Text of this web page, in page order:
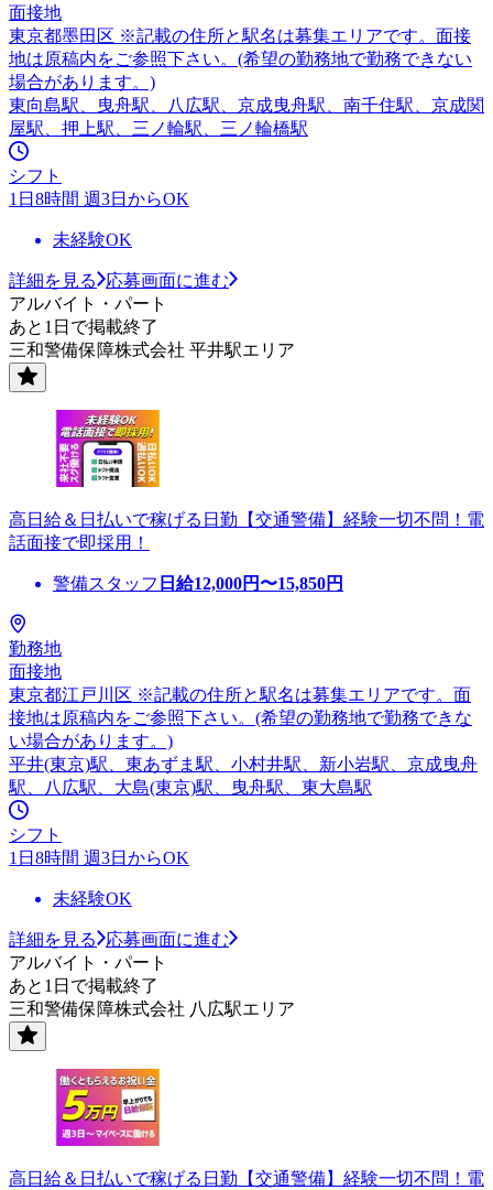
面接地
東京都墨田区 ※記載の住所と駅名は募集エリアです。面接
地は原稿内をご参照下さい。(希望の勤務地で勤務できない
場合があります。)
東向島駅、曳舟駅、八広駅、京成曳舟駅、南千住駅、京成関
屋駅、押上駅、三ノ輪駅、三ノ輪橋駅
シフト
1日8時間 週3日からOK
未経験OK
詳細を見る
応募画面に進む
アルバイト・パート
あと1日で掲載終了
三和警備保障株式会社 平井駅エリア
高日給＆日払いで稼げる日勤【交通警備】経験一切不問！電
話面接で即採用！
警備スタッフ 日給12,000円〜15,850円
勤務地
面接地
東京都江戸川区 ※記載の住所と駅名は募集エリアです。面
接地は原稿内をご参照下さい。(希望の勤務地で勤務できな
い場合があります。)
平井(東京)駅、東あずま駅、小村井駅、新小岩駅、京成曳舟
駅、八広駅、大島(東京)駅、曳舟駅、東大島駅
シフト
1日8時間 週3日からOK
未経験OK
詳細を見る
応募画面に進む
アルバイト・パート
あと1日で掲載終了
三和警備保障株式会社 八広駅エリア
高日給＆日払いで稼げる日勤【交通警備】経験一切不問！電